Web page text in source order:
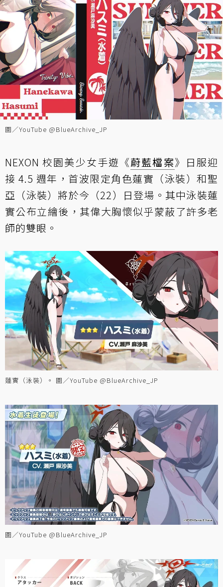
圖／YouTube @BlueArchive_JP
NEXON 校園美少女手遊《蔚藍檔案》日服迎
接 4.5 週年，首波限定角色蓮實（泳裝）和聖
亞（泳裝）將於今（22）日登場。其中泳裝蓮
實公布立繪後，其偉大胸懷似乎蒙蔽了許多老
師的雙眼。
蓮實（泳裝）。 圖／YouTube @BlueArchive_JP
圖／YouTube @BlueArchive_JP